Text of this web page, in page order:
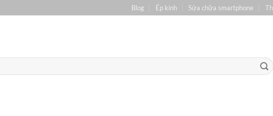
Blog Ép kính Sửa chữa smartphone